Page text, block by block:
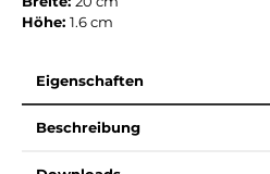
Höhe: 1.6 cm
Eigenschaften
Beschreibung